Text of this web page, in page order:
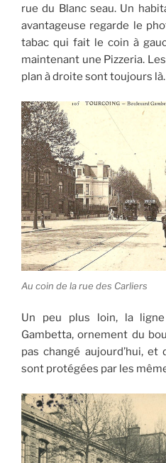
rue du Blanc seau. Un
avantageuse regarde le
tabac qui fait le coin à
maintenant une Pizzeria.
plan à droite sont toujours là.
Au coin de la rue des Carliers
Un peu plus loin, la
Gambetta, ornement du
pas changé aujourd’hui,
sont protégées par les